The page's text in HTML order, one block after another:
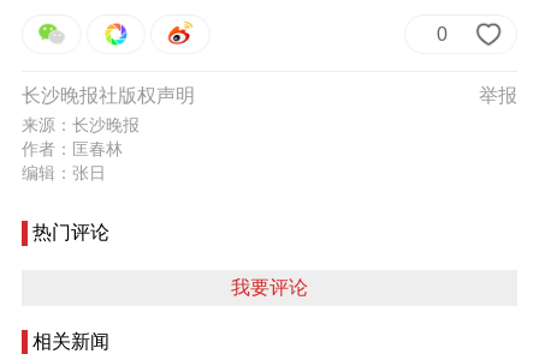
0
举报
长沙晚报社版权声明
来源：长沙晚报
作者：匡春林
编辑：张日
热门评论
我要评论
相关新闻